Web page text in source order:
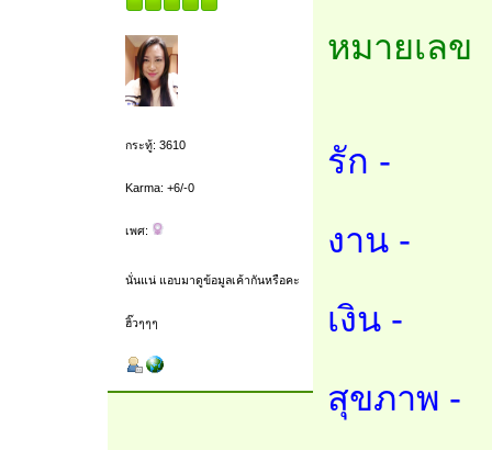
กระทู้: 3610
Karma: +6/-0
เพศ:
นั่นแน่ แอบมาดูข้อมูลเค้ากันหรือคะ
ฮิ๊วๆๆๆ
หมายเลข
รัก -
งาน -
เงิน -
สุขภาพ -